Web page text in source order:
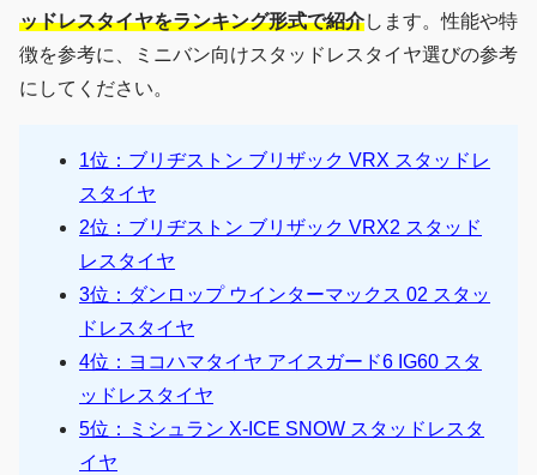
ッドレスタイヤをランキング形式で紹介します。性能や特
徴を参考に、ミニバン向けスタッドレスタイヤ選びの参考
にしてください。
1位：ブリヂストン ブリザック VRX スタッドレ
スタイヤ
2位：ブリヂストン ブリザック VRX2 スタッド
レスタイヤ
3位：ダンロップ ウインターマックス 02 スタッ
ドレスタイヤ
4位：ヨコハマタイヤ アイスガード6 IG60 スタ
ッドレスタイヤ
5位：ミシュラン X-ICE SNOW スタッドレスタ
イヤ